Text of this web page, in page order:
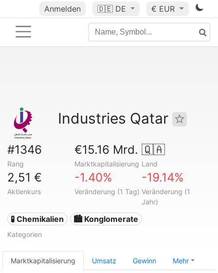
Anmelden 🇩🇪 DE € EUR
Industries Qatar
#1346
Rang
€15.16 Mrd.
Marktkapitalisierung
🇶🇦
Land
2,51 €
Aktienkurs
-1.40%
Veränderung (1 Tag)
-19.14%
Veränderung (1
Jahr)
🧪 Chemikalien 🏙 Konglomerate
Kategorien
Marktkapitalisierung Umsatz Gewinn Mehr